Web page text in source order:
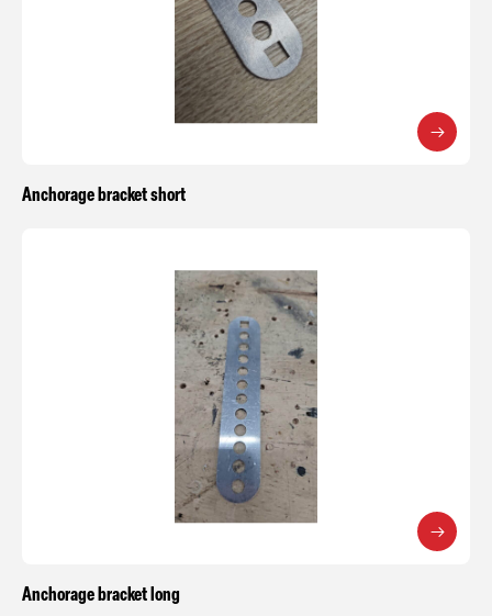
Anchorage bracket short
Anchorage bracket long